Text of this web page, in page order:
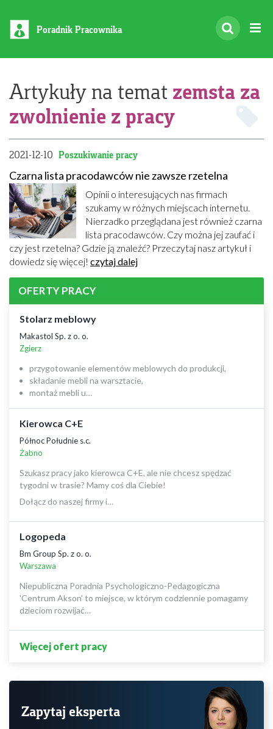
Poradnik Pracownika
Artykuły na temat zemsta za
zwolnienie z pracy
2021-12-10 Poszukiwanie pracy
Czarna lista pracodawców nie zawsze rzetelna
Opinii o interesujących nas firmach
szukamy w różnych miejscach internetu.
Nierzadko przeglądana jest również czarna
lista pracodawców. Czy można jej zaufać i
czy jest rzetelna? Gdzie ją znaleźć? Przeczytaj nasz artykuł i
dowiedz się więcej! czytaj dalej
OFERTY PRACY
Stolarz meblowy
Makastol Sp. z o. o.
Zgierz
przygotowanie elementów meblowych do produkcji,
składanie mebli na warsztacie,
montaż mebli u…
Kierowca C+E
Północ Południe s.c.
Żabno
Szukasz pracy jako kierowca C+E, ale nie chcesz spędzać
tygodni w trasie? Mamy coś dla Ciebie!
Dołącz do naszej firmy i…
Logopeda
Bm Group Sp. z o. o.
Warszawa
Niepubliczna Poradnia Psychologiczno-Pedagogiczna
'Centrum Akson' to miejsce, w którym codziennie pomagamy
dzieciom rozwijać…
Więcej ofert pracy
Zapytaj eksperta